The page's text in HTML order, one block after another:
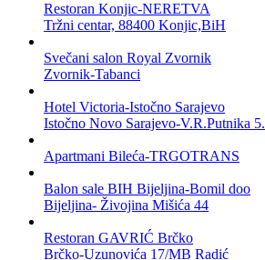
Restoran Konjic-NERETVA
Tržni centar, 88400 Konjic,BiH
Svečani salon Royal Zvornik
Zvornik-Tabanci
Hotel Victoria-Istočno Sarajevo
Istočno Novo Sarajevo-V.R.Putnika 5.
Apartmani Bileća-TRGOTRANS
Balon sale BIH Bijeljina-Bomil doo
Bijeljina- Živojina Mišića 44
Restoran GAVRIĆ Brčko
Brčko-Uzunovića 17/MB Radić